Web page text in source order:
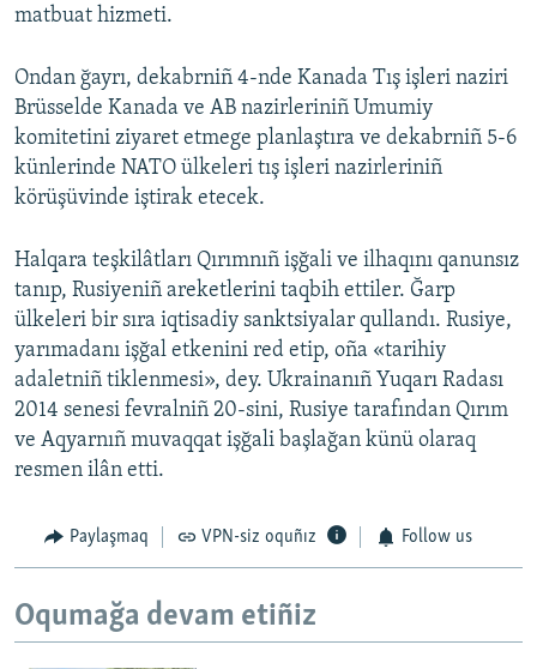
matbuat hizmeti.
Ondan ğayrı, dekabrniñ 4-nde Kanada Tış işleri naziri
Brüsselde Kanada ve AB nazirleriniñ Umumiy
komitetini ziyaret etmege planlaştıra ve dekabrniñ 5-6
künlerinde NATO ülkeleri tış işleri nazirleriniñ
körüşüvinde iştirak etecek.
Halqara teşkilâtları Qırımnıñ işğali ve ilhaqını qanunsız
tanıp, Rusiyeniñ areketlerini taqbih ettiler. Ğarp
ülkeleri bir sıra iqtisadiy sanktsiyalar qullandı. Rusiye,
yarımadanı işğal etkenini red etip, oña «tarihiy
adaletniñ tiklenmesi», dey. Ukrainanıñ Yuqarı Radası
2014 senesi fevralniñ 20-sini, Rusiye tarafından Qırım
ve Aqyarnıñ muvaqqat işğali başlağan künü olaraq
resmen ilân etti.
Paylaşmaq VPN-siz oquñız Follow us
Oqumağa devam etiñiz